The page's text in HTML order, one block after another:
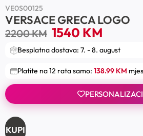
VE0S00125
VERSACE GRECA LOGO
2200KM 1540 KM
Besplatna dostava: 7. - 8. august
Platite na 12 rata samo: 138.99 KM
KUPI